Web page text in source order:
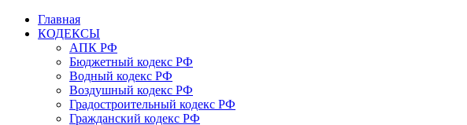
Главная
КОДЕКСЫ
АПК РФ
Бюджетный кодекс РФ
Водный кодекс РФ
Воздушный кодекс РФ
Градостроительный кодекс РФ
Гражданский кодекс РФ